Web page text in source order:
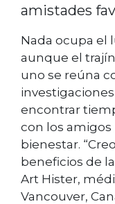
amistades
Nada ocupa el
aunque el
uno se reúna
encontrar
con los
bienestar.
beneficios de
Art Hister,
Vancouver,